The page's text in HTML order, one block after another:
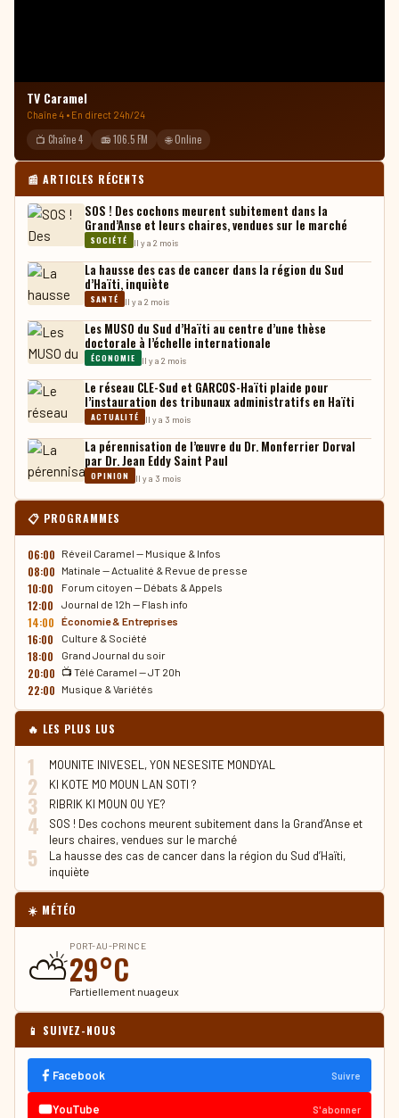
TV Caramel
Chaîne 4 • En direct 24h/24
📺 Chaîne 4 📻 106.5 FM 🌐 Online
📰 ARTICLES RÉCENTS
SOS ! Des cochons meurent subitement dans la
Grand’Anse et leurs chaires, vendues sur le marché
SOCIÉTÉ Il y a 2 mois
La hausse des cas de cancer dans la région du Sud
d’Haïti, inquiète
SANTÉ Il y a 2 mois
Les MUSO du Sud d’Haïti au centre d’une thèse
doctorale à l’échelle internationale
ÉCONOMIE Il y a 2 mois
Le réseau CLE-Sud et GARCOS-Haïti plaide pour
l’instauration des tribunaux administratifs en Haïti
ACTUALITÉ Il y a 3 mois
La pérennisation de l’œuvre du Dr. Monferrier Dorval
par Dr. Jean Eddy Saint Paul
OPINION Il y a 3 mois
📋 PROGRAMMES
06:00 Réveil Caramel — Musique & Infos
08:00 Matinale — Actualité & Revue de presse
10:00 Forum citoyen — Débats & Appels
12:00 Journal de 12h — Flash info
14:00 Économie & Entreprises
16:00 Culture & Société
18:00 Grand Journal du soir
20:00 📺 Télé Caramel — JT 20h
22:00 Musique & Variétés
🔥 LES PLUS LUS
1 MOUNITE INIVESEL, YON NESESITE MONDYAL
2 KI KOTE MO MOUN LAN SOTI ?
3 RIBRIK KI MOUN OU YE?
4
SOS ! Des cochons meurent subitement dans la Grand’Anse et
leurs chaires, vendues sur le marché
5
La hausse des cas de cancer dans la région du Sud d’Haïti,
inquiète
☀️ MÉTÉO
⛅ PORT-AU-PRINCE
29°C
Partiellement nuageux
📱 SUIVEZ-NOUS
Facebook Suivre
YouTube S'abonner